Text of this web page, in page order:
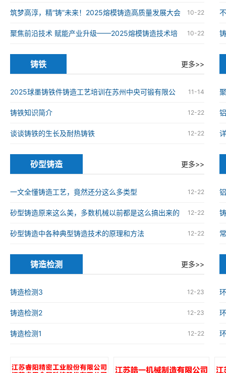
铸造高质量发展大会在南京举办 10-22
筑梦高淳，精“铸”未来！2025熔模铸造高质量发展大会
在南京高淳成功举办 10-22
聚焦前沿技术 赋能产业升级——2025熔模铸造技术培
训班在南京高淳成功举办
铸铁 更多>>
11-14
2025球墨铸铁件铸造工艺培训在苏州中央可锻有限公
司成功举办 12-22
铸铁知识简介
12-22
谈谈铸铁的生长及耐热铸铁
砂型铸造 更多>>
12-22
一文全懂铸造工艺，竟然还分这么多类型
12-22
砂型铸造原来这么美，多数机械以前都是这么搞出来的
12-22
砂型铸造中各种典型铸造技术的原理和方法
铸造检测 更多>>
12-23
铸造检测3
12-23
铸造检测2
12-22
铸造检测1